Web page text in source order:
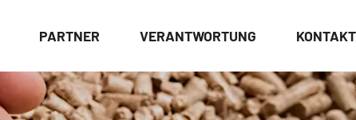
PARTNER VERANTWORTUNG KONTAKT